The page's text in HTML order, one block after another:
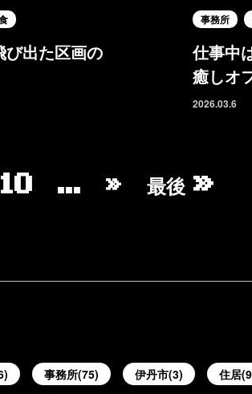
出た区画の
事務所
仕事中
癒しオ
2026.03.6
10 ... » 最後 »
事務所(75) 伊丹市(3) 住居